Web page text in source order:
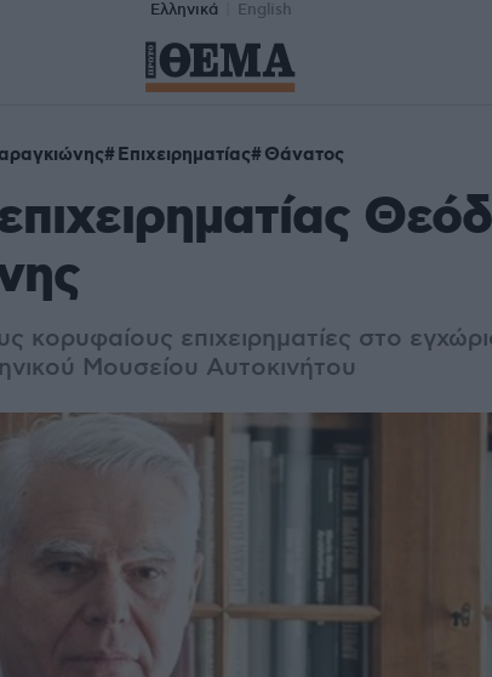
Ελληνικά English
Επιχειρηματίας Θάνατος
κορυφαίους επιχειρηματίες στο
Μουσείου Αυτοκινήτου